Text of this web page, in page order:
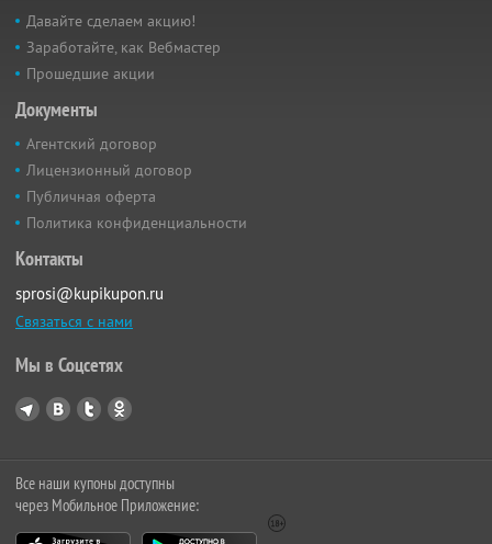
Давайте сделаем акцию!
Заработайте, как Вебмастер
Прошедшие акции
Документы
Агентский договор
Лицензионный договор
Публичная оферта
Политика конфиденциальности
Контакты
sprosi@kupikupon.ru
Связаться с нами
Мы в Соцсетях
Все наши купоны доступны
через Мобильное Приложение: